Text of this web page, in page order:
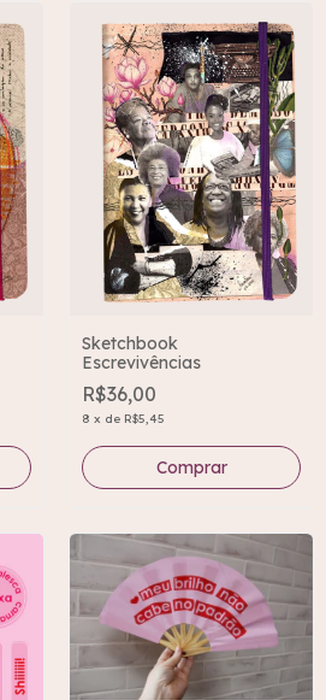
Sketchbook
Escrevivências
R$36,00
8 x de R$5,45
Comprar